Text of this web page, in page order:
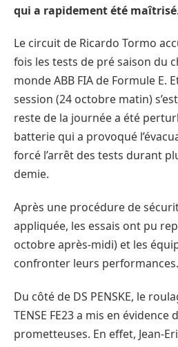
qui a rapidement été maîtrisé.
Le circuit de Ricardo Tormo
fois les tests de pré saison du
monde ABB FIA de Formule E.
session (24 octobre matin)
reste de la journée a été
batterie qui a provoqué
forcé l’arrêt des tests durant
demie.
Après une procédure de
appliquée, les essais ont pu
octobre après-midi) et les
confronter leurs performances.
Du côté de DS PENSKE, le
TENSE FE23 a mis en
prometteuses. En effet, Jean-